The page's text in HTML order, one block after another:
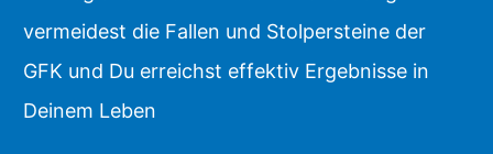
vermeidest die Fallen und Stolpersteine der
GFK und Du erreichst effektiv Ergebnisse in
Deinem Leben